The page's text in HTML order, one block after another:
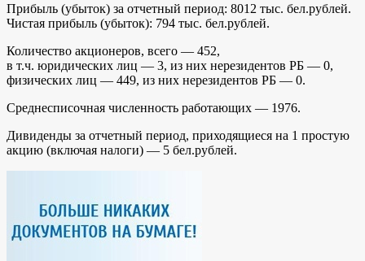
Прибыль (убыток) за отчетный период: 8012 тыс. бел.рублей.
Чистая прибыль (убыток): 794 тыс. бел.рублей.
Количество акционеров, всего — 452,
в т.ч. юридических лиц — 3, из них нерезидентов РБ — 0,
физических лиц — 449, из них нерезидентов РБ — 0.
Среднесписочная численность работающих — 1976.
Дивиденды за отчетный период, приходящиеся на 1 простую
акцию (включая налоги) — 5 бел.рублей.